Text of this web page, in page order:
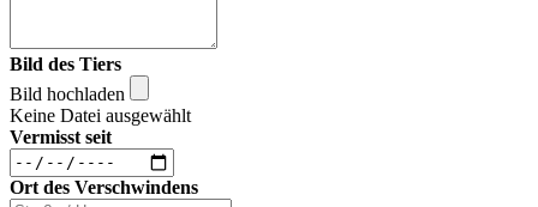
Bild des Tiers
Bild hochladen
Keine Datei ausgewählt
Vermisst seit
Ort des Verschwindens